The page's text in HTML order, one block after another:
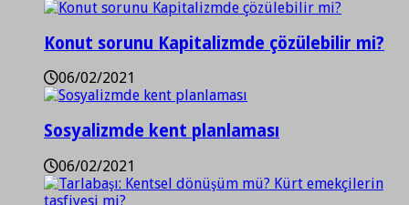
Konut sorunu Kapitalizmde çözülebilir mi?
06/02/2021
Sosyalizmde kent planlaması
06/02/2021